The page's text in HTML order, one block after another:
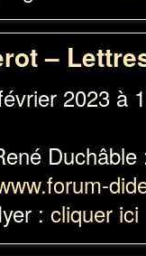
–
2023 à
Duchâble
:cliquer ici